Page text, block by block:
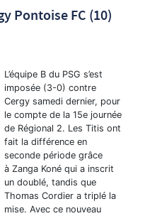
Pontoise FC (10)
L’équipe B du PSG s’est
imposée (3-0) contre
Cergy samedi dernier, pour
le compte de la 15e journée
de Régional 2. Les Titis ont
fait la différence en
seconde période grâce
à Zanga Koné qui a inscrit
un doublé, tandis que
Thomas Cordier a triplé la
mise. Avec ce nouveau